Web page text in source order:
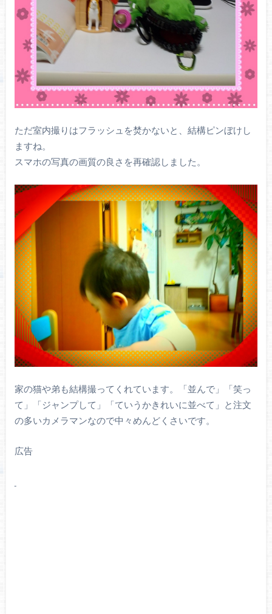
ただ室内撮りはフラッシュを焚かないと、結構ピンぼけし
ますね。
スマホの写真の画質の良さを再確認しました。
家の猫や弟も結構撮ってくれています。「並んで」「笑っ
て」「ジャンプして」「ていうかきれいに並べて」と注文
の多いカメラマンなので中々めんどくさいです。
広告